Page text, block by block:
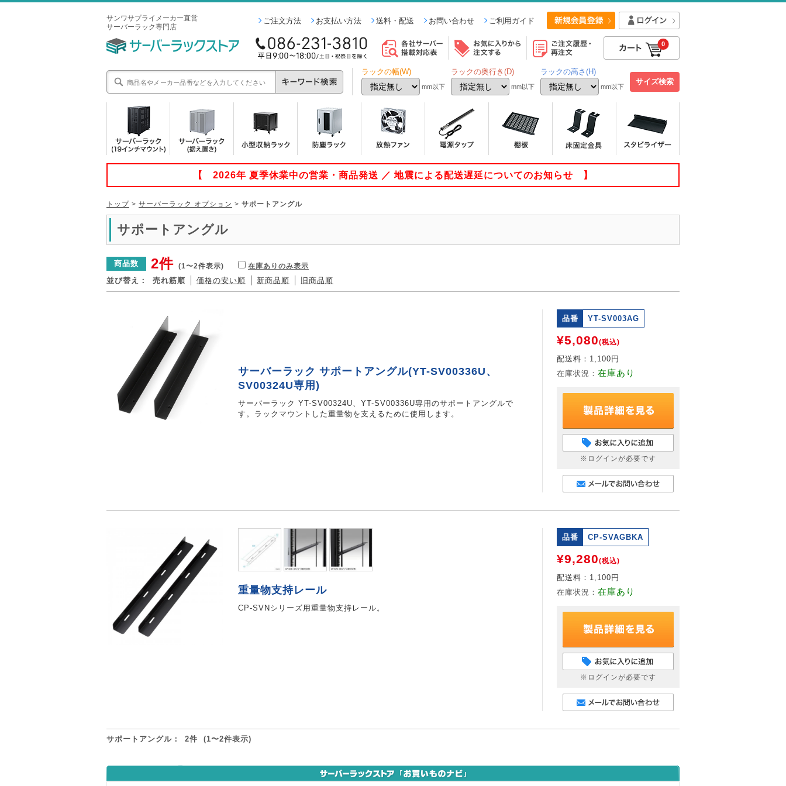
サンワサプライメーカー直営
サーバーラック専門店
ご注文方法 お支払い方法 送料・配送 お問い合わせ ご利用ガイド
0
ラックの幅(W)
mm以下
ラックの奥行き(D)
mm以下
ラックの高さ(H)
mm以下
【 2026年 夏季休業中の営業・商品発送 ／ 地震による配送遅延についてのお知らせ 】
トップ > サーバーラック オプション > サポートアングル
サポートアングル
商品数 2件 (1〜2件表示) 在庫ありのみ表示
並び替え： 売れ筋順 価格の安い順 新商品順 旧商品順
サーバーラック サポートアングル(YT-SV00336U、
SV00324U専用)
サーバーラック YT-SV00324U、YT-SV00336U専用のサポートアングルで
す。ラックマウントした重量物を支えるために使用します。
品番 YT-SV003AG
¥5,080(税込)
配送料： 1,100円
在庫状況： 在庫あり
※ログインが必要です
重量物支持レール
CP-SVNシリーズ用重量物支持レール。
品番 CP-SVAGBKA
¥9,280(税込)
配送料： 1,100円
在庫状況： 在庫あり
※ログインが必要です
サポートアングル： 2件 (1〜2件表示)